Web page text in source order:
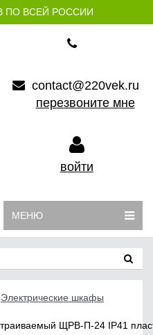
ПО ВСЕЙ РОССИИ
contact@220vek.ru
перезвоните мне
войти
МЕНЮ
Электрические шкафы
ЩРВ-П-24 IP41